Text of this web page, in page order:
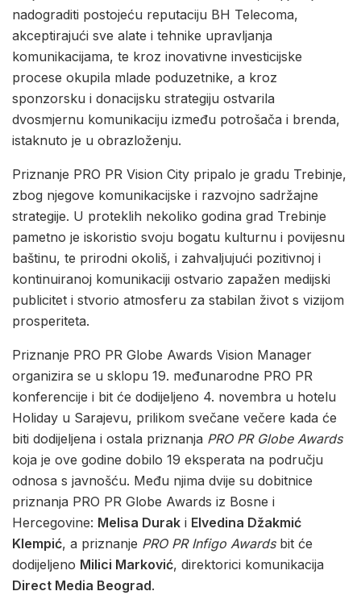
nadograditi postojeću reputaciju BH Telecoma,
akceptirajući sve alate i tehnike upravljanja
komunikacijama, te kroz inovativne investicijske
procese okupila mlade poduzetnike, a kroz
sponzorsku i donacijsku strategiju ostvarila
dvosmjernu komunikaciju između potrošača i brenda,
istaknuto je u obrazloženju.
Priznanje PRO PR Vision City pripalo je gradu Trebinje,
zbog njegove komunikacijske i razvojno sadržajne
strategije. U proteklih nekoliko godina grad Trebinje
pametno je iskoristio svoju bogatu kulturnu i povijesnu
baštinu, te prirodni okoliš, i zahvaljujući pozitivnoj i
kontinuiranoj komunikaciji ostvario zapažen medijski
publicitet i stvorio atmosferu za stabilan život s vizijom
prosperiteta.
Priznanje PRO PR Globe Awards Vision Manager
organizira se u sklopu 19. međunarodne PRO PR
konferencije i bit će dodijeljeno 4. novembra u hotelu
Holiday u Sarajevu, prilikom svečane večere kada će
biti dodijeljena i ostala priznanja PRO PR Globe Awards
koja je ove godine dobilo 19 eksperata na području
odnosa s javnošću. Među njima dvije su dobitnice
priznanja PRO PR Globe Awards iz Bosne i
Hercegovine: Melisa Durak i Elvedina Džakmić
Klempić, a priznanje PRO PR Infigo Awardsbit će
dodijeljeno Milici Marković, direktorici komunikacija
Direct Media Beograd.